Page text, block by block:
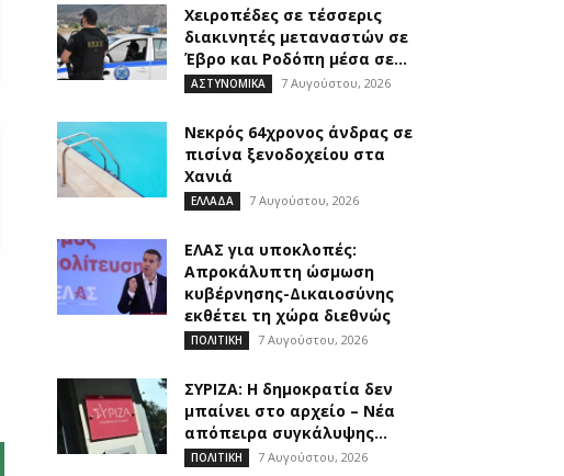
Χειροπέδες σε τέσσερις
διακινητές μεταναστών σε
Έβρο και Ροδόπη μέσα σε...
ΑΣΤΥΝΟΜΙΚΑ 7 Αυγούστου, 2026
Νεκρός 64χρονος άνδρας σε
πισίνα ξενοδοχείου στα
Χανιά
ΕΛΛΑΔΑ 7 Αυγούστου, 2026
ΕΛΑΣ για υποκλοπές:
Απροκάλυπτη ώσμωση
κυβέρνησης-Δικαιοσύνης
εκθέτει τη χώρα διεθνώς
ΠΟΛΙΤΙΚΗ 7 Αυγούστου, 2026
ΣΥΡΙΖΑ: Η δημοκρατία δεν
μπαίνει στο αρχείο – Νέα
απόπειρα συγκάλυψης...
ΠΟΛΙΤΙΚΗ 7 Αυγούστου, 2026